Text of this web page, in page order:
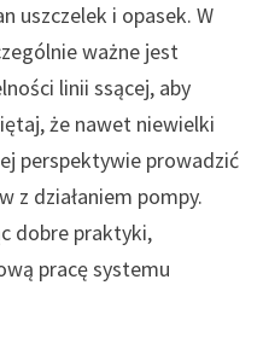
uszczelek i opasek. W
ważne jest
linii ssącej, aby
że nawet niewielki
perspektywie prowadzić
z działaniem pompy.
dobre praktyki,
pracę systemu